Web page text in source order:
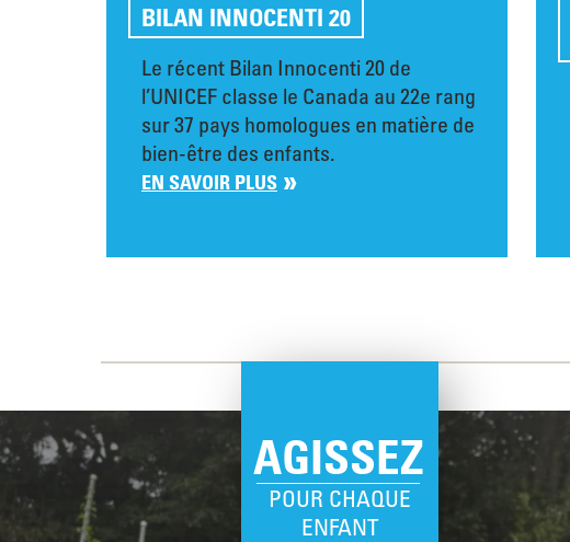
BILAN INNOCENTI 20
Le récent Bilan Innocenti 20 de
l’UNICEF classe le Canada au 22e rang
sur 37 pays homologues en matière de
bien-être des enfants.
EN SAVOIR PLUS
AGISSEZ
POUR CHAQUE
ENFANT